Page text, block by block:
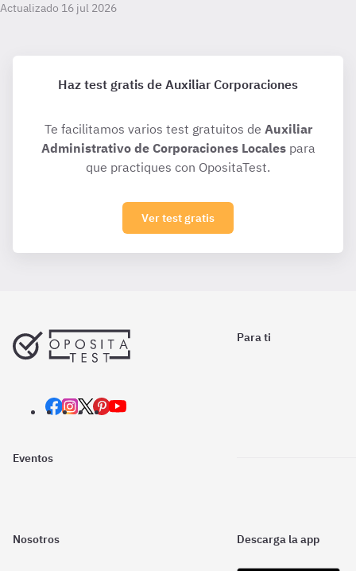
Actualizado 16 jul 2026
Haz test gratis de Auxiliar Corporaciones
Te facilitamos varios test gratuitos de Auxiliar
Administrativo de Corporaciones Localespara
que practiques con OpositaTest.
Ver test gratis
Para ti
Eventos
Nosotros Descarga la app